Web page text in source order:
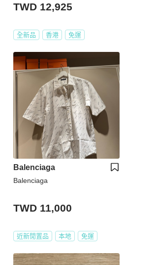
TWD 12,925
全新品 香港 免運
Balenciaga
Balenciaga
TWD 11,000
近新閒置品 本地 免運